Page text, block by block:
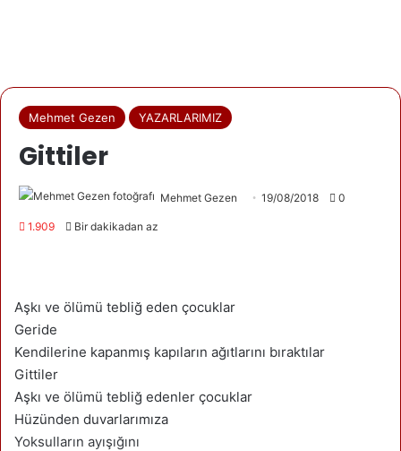
Mehmet Gezen YAZARLARIMIZ
Gittiler
Mehmet Gezen 19/08/2018 0
1.909 Bir dakikadan az
Aşkı ve ölümü tebliğ eden çocuklar
Geride
Kendilerine kapanmış kapıların ağıtlarını bıraktılar
Gittiler
Aşkı ve ölümü tebliğ edenler çocuklar
Hüzünden duvarlarımıza
Yoksulların ayışığını